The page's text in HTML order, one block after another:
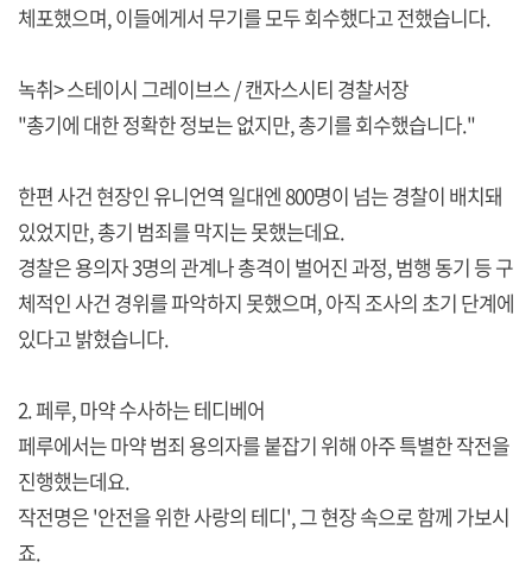
체포했으며, 이들에게서 무기를 모두 회수했다고 전했습니다.
녹취> 스테이시 그레이브스 / 캔자스시티 경찰서장
"총기에 대한 정확한 정보는 없지만, 총기를 회수했습니다."
한편 사건 현장인 유니언역 일대엔 800명이 넘는 경찰이 배치돼
있었지만, 총기 범죄를 막지는 못했는데요.
경찰은 용의자 3명의 관계나 총격이 벌어진 과정, 범행 동기 등 구
체적인 사건 경위를 파악하지 못했으며, 아직 조사의 초기 단계에
있다고 밝혔습니다.
2. 페루, 마약 수사하는 테디베어
페루에서는 마약 범죄 용의자를 붙잡기 위해 아주 특별한 작전을
진행했는데요.
작전명은 '안전을 위한 사랑의 테디', 그 현장 속으로 함께 가보시
죠.